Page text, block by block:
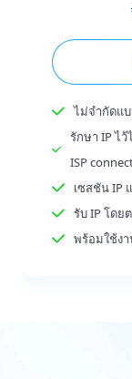
ไม่จำกัดแ
รักษา IP ไ
ISP
เซสชัน IP
รับ IP โดย
พร้อมใช้ง